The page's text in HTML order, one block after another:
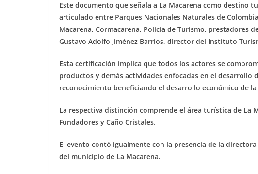
Este documento que señala a La Macarena como destino
articulado entre Parques Nacionales Naturales de
Macarena, Cormacarena, Policía de Turismo, prestadores
Gustavo Adolfo Jiménez Barrios, director del Instituto
Esta certificación implica que todos los actores se
productos y demás actividades enfocadas en el
reconocimiento beneficiando el desarrollo económico de
La respectiva distinción comprende el área turística de La
Fundadores y Caño Cristales.
El evento contó igualmente con la presencia de la
del municipio de La Macarena.